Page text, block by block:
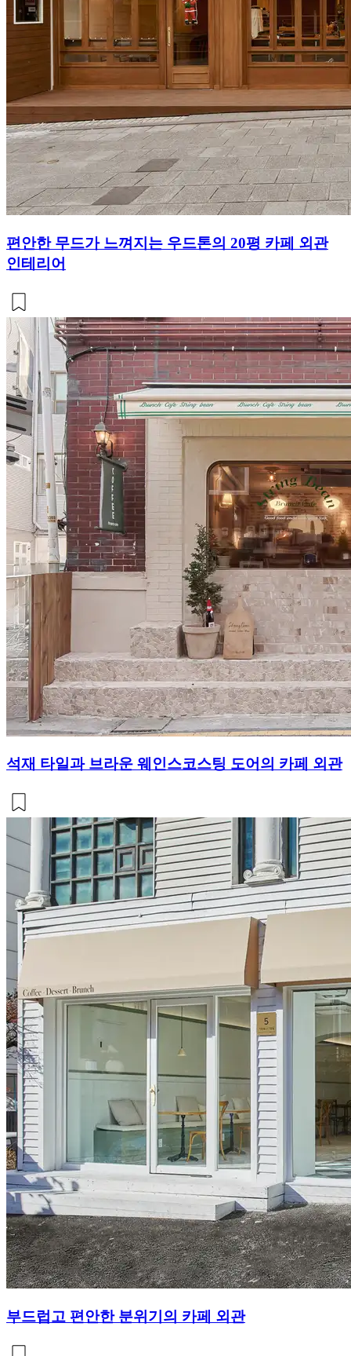
편안한 무드가 느껴지는 우드톤의 20평 카페 외관
인테리어
석재 타일과 브라운 웨인스코스팅 도어의 카페 외관
부드럽고 편안한 분위기의 카페 외관